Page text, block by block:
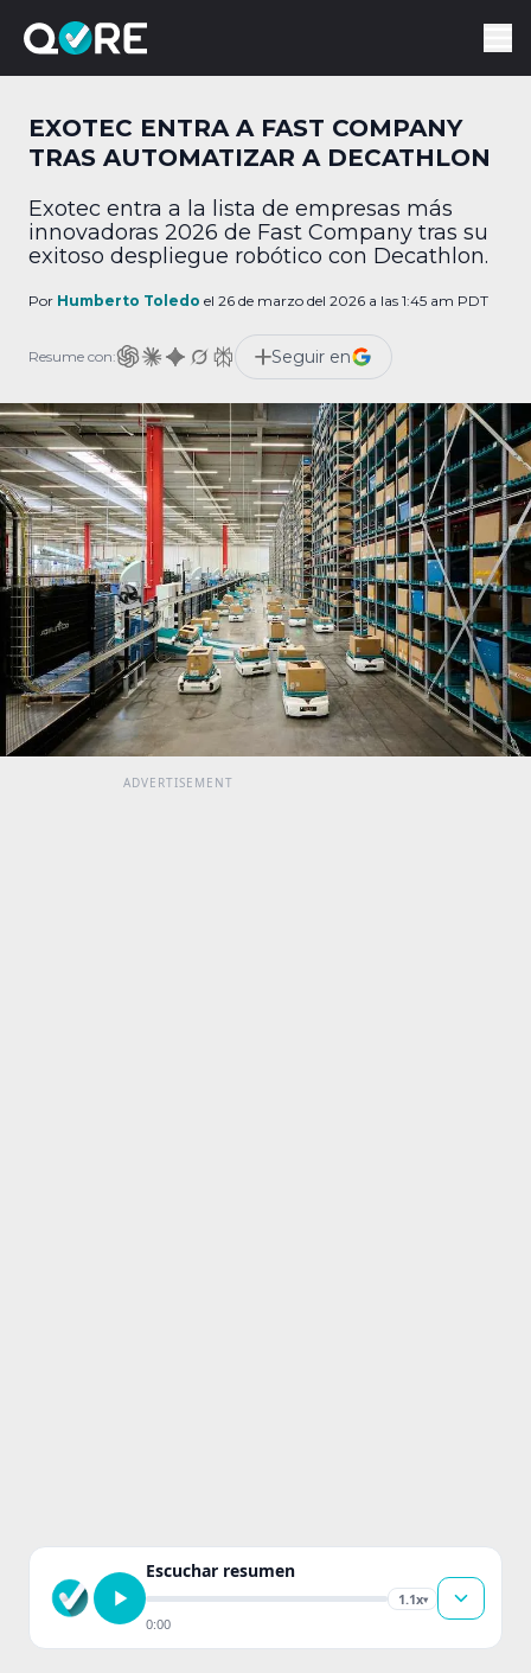
EXOTEC ENTRA A FAST COMPANY
TRAS AUTOMATIZAR A DECATHLON
Exotec entra a la lista de empresas más
innovadoras 2026 de Fast Company tras su
exitoso despliegue robótico con Decathlon.
Por Humberto Toledo el 26 de marzo del 2026 a las 1:45 am PDT
Resume con: Seguir en
Escuchar resumen
1.1x▾
0:00